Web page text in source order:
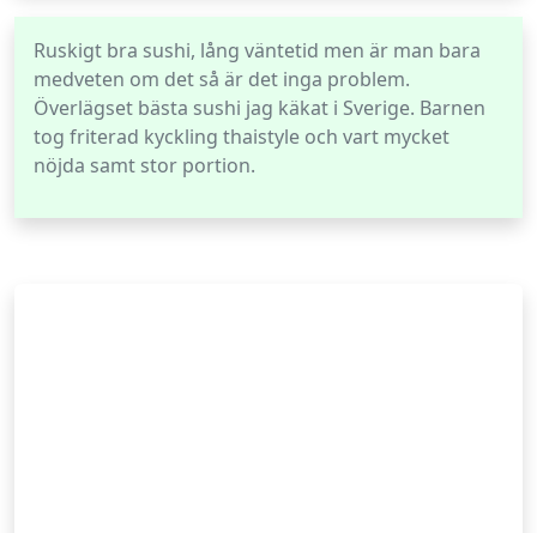
Ruskigt bra sushi, lång väntetid men är man bara
medveten om det så är det inga problem.
Överlägset bästa sushi jag käkat i Sverige. Barnen
tog friterad kyckling thaistyle och vart mycket
nöjda samt stor portion.